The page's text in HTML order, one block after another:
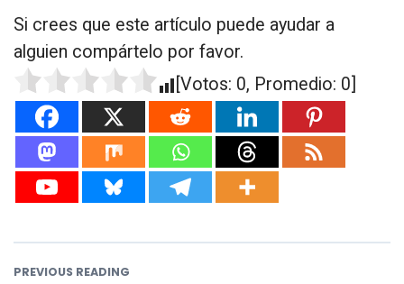
Si crees que este artículo puede ayudar a
alguien compártelo por favor.
[Votos: 0, Promedio: 0
PREVIOUS READING